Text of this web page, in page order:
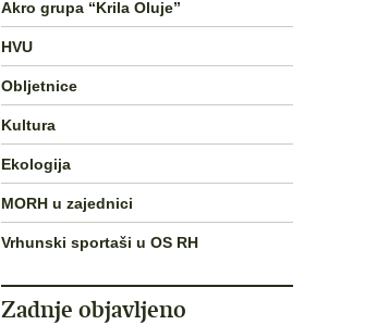
Akro grupa “Krila Oluje”
HVU
Obljetnice
Kultura
Ekologija
MORH u zajednici
Vrhunski sportaši u OS RH
Zadnje objavljeno